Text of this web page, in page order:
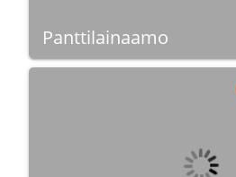
Panttilainaamo